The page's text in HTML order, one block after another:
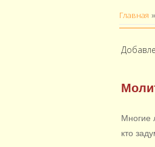
Главная »
Многие
кто